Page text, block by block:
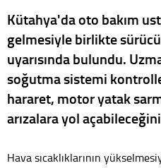
Kütahya'da oto bakım
gelmesiyle birlikte
uyarısında bulundu.
soğutma sistemi
hararet, motor yatak
arızalara yol
Hava sıcaklıklarının